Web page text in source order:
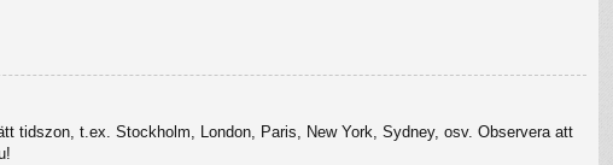
tidszon, t.ex. Stockholm, London, Paris, New York, Sydney, osv. Observera att